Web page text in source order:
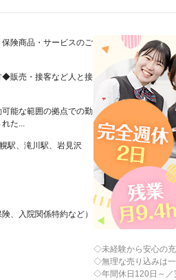
険商品・サービスのご
◆販売・接客など人と接
能な範囲の拠点での勤
た...
駅、滝川駅、岩見沢
、入院関係特約など）
◇未経験から安心の
◇無理な売り込みは一
◇年間休日120日～／